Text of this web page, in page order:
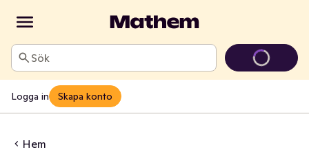
Sök
Logga in Skapa konto
Hem